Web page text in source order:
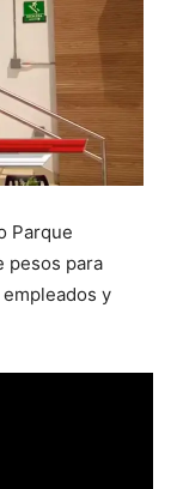
Parque
pesos para
y